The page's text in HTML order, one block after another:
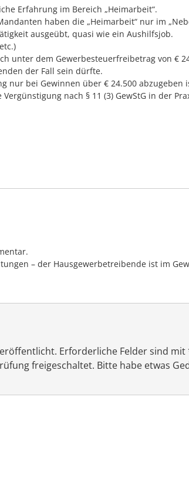
Erfahrung im Bereich „Heimarbeit“.
haben die „Heimarbeit“ nur im
ausgeübt, quasi wie ein Aushilfsjob.
unter dem Gewerbesteuerfreibetrag von €
der Fall sein dürfte.
nur bei Gewinnen über € 24.500 abzugeben
nach § 11 (3) GewStG in der
– der Hausgewerbetreibende ist im
Erforderliche Felder sind
freigeschaltet. Bitte habe etwas